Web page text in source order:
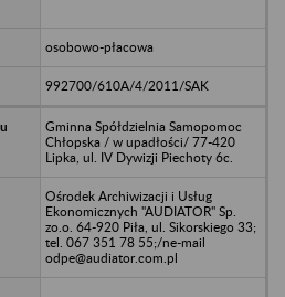
osobowo-płacowa
992700/610A/4/2011/SAK
Gminna Spółdzielnia Samopomoc
Chłopska / w upadłości/ 77-420
Lipka, ul. IV Dywizji Piechoty 6c.
Ośrodek Archiwizacji i Usług
Ekonomicznych "AUDIATOR" Sp.
zo.o. 64-920 Piła, ul. Sikorskiego 33;
tel. 067 351 78 55;/ne-mail
odpe@audiator.com.pl